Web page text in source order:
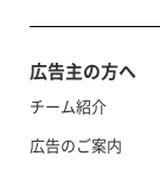
広告主の方へ
チーム紹介
広告のご案内